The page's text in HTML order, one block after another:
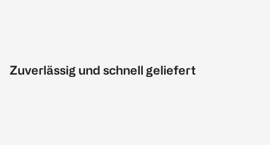
Zuverlässig und schnell geliefert